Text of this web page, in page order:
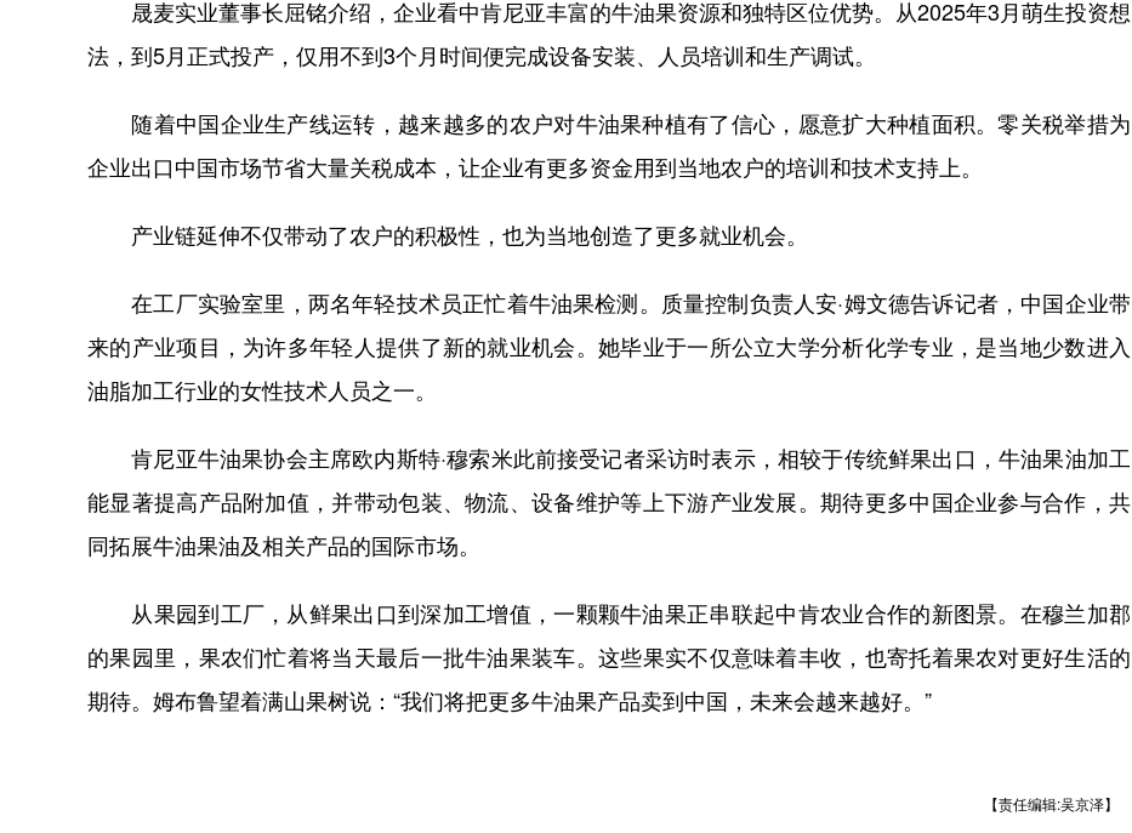
晟麦实业董事长屈铭介绍，企业看中肯尼亚丰富的牛油果资源和独特区位优势。从2025年3月萌生投资想
法，到5月正式投产，仅用不到3个月时间便完成设备安装、人员培训和生产调试。
随着中国企业生产线运转，越来越多的农户对牛油果种植有了信心，愿意扩大种植面积。零关税举措为
企业出口中国市场节省大量关税成本，让企业有更多资金用到当地农户的培训和技术支持上。
产业链延伸不仅带动了农户的积极性，也为当地创造了更多就业机会。
在工厂实验室里，两名年轻技术员正忙着牛油果检测。质量控制负责人安·姆文德告诉记者，中国企业带
来的产业项目，为许多年轻人提供了新的就业机会。她毕业于一所公立大学分析化学专业，是当地少数进入
油脂加工行业的女性技术人员之一。
肯尼亚牛油果协会主席欧内斯特·穆索米此前接受记者采访时表示，相较于传统鲜果出口，牛油果油加工
能显著提高产品附加值，并带动包装、物流、设备维护等上下游产业发展。期待更多中国企业参与合作，共
同拓展牛油果油及相关产品的国际市场。
从果园到工厂，从鲜果出口到深加工增值，一颗颗牛油果正串联起中肯农业合作的新图景。在穆兰加郡
的果园里，果农们忙着将当天最后一批牛油果装车。这些果实不仅意味着丰收，也寄托着果农对更好生活的
期待。姆布鲁望着满山果树说：“我们将把更多牛油果产品卖到中国，未来会越来越好。”
【责任编辑:吴京泽】